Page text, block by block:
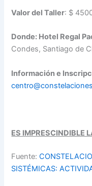
Valor del Taller: $
Donde: Hotel Regal
Condes, Santiago de
Información e
centro@
ES IMPRESCINDIBLE
Fuente:
SISTÉMICAS: